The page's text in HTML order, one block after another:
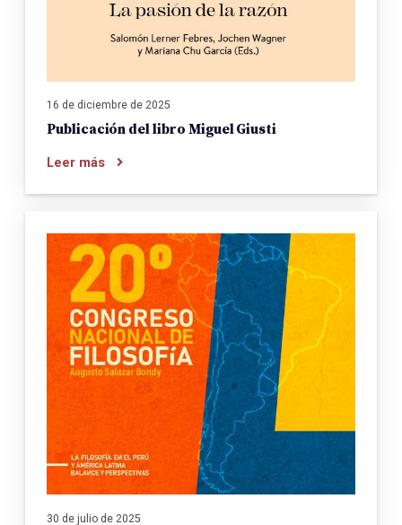
16 de diciembre de 2025
Publicación del libro Miguel Giusti
Leer más
30 de julio de 2025